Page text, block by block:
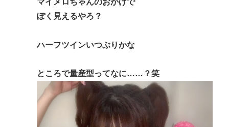
ぽく見えるやろ？
ハーフツインいつぶりかな
ところで量産型ってなに……？笑